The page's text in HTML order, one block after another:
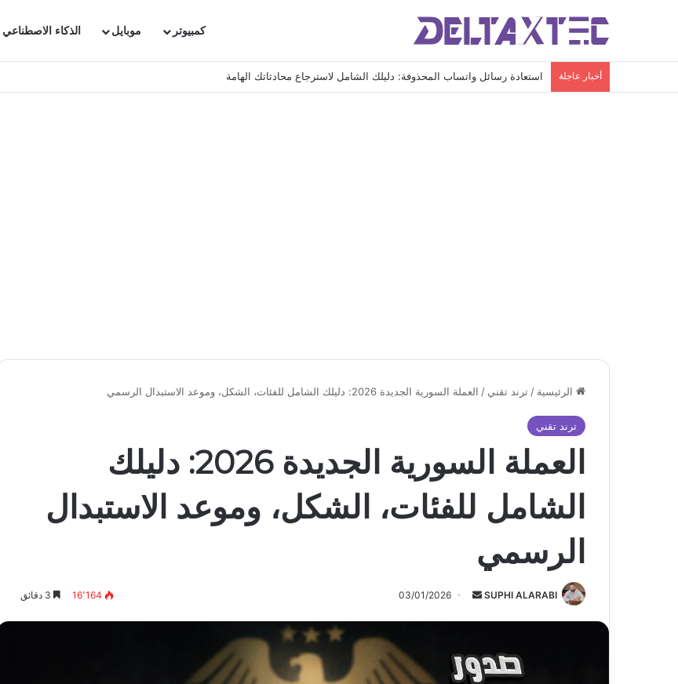
كمبيوتر موبايل الذكاء الاصطناعي
أخبار عاجلة استعادة رسائل واتساب المحذوفة: دليلك الشامل لاسترجاع محادثاتك الهامة
الرئيسية / ترند تقني / العملة السورية الجديدة 2026: دليلك الشامل للفئات، الشكل، وموعد الاستبدال الرسمي
ترند تقني
العملة السورية الجديدة 2026: دليلك
الشامل للفئات، الشكل، وموعد الاستبدال
الرسمي
SUPHI ALARABI
أرسل 03/01/2026 16٬164